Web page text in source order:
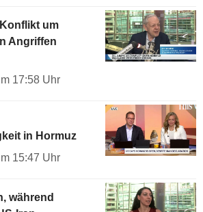
um
Angriffen
17:58 Uhr
in Hormuz
15:47 Uhr
während